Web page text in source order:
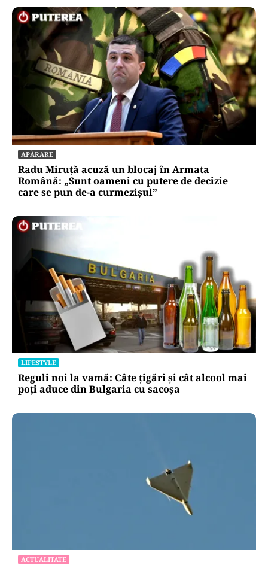
APĂRARE
Radu Miruță acuză un blocaj în Armata
Română: „Sunt oameni cu putere de decizie
care se pun de-a curmezișul”
LIFESTYLE
Reguli noi la vamă: Câte țigări și cât alcool mai
poți aduce din Bulgaria cu sacoșa
ACTUALITATE